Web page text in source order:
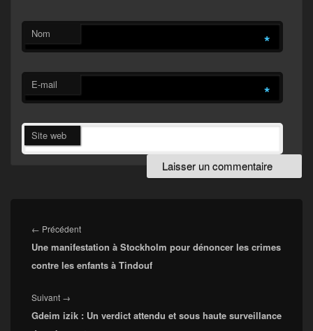
Nom *
E-mail *
Site web
de
l’article
← PrécédentArticle
précédent :
Une manifestation à Stockholm pour dénoncer les crimes
contre les enfants à Tindouf
Suivant →
suivant :
Gdeim izik : Un verdict attendu et sous haute surveillance